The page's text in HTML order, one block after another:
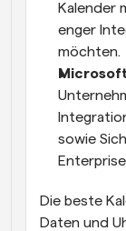
Kalender
enger
möchten.
sowie
Die beste
Daten und